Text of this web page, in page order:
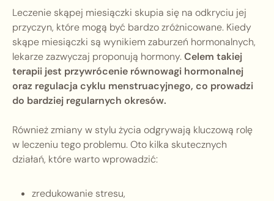
Leczenie skąpej miesiączki skupia się na odkryciu jej
przyczyn, które mogą być bardzo zróżnicowane. Kiedy
skąpe miesiączki są wynikiem zaburzeń hormonalnych,
lekarze zazwyczaj proponują hormony.Celem takiej
terapii jest przywrócenie równowagi hormonalnej
oraz regulacja cyklu menstruacyjnego, co prowadzi
do bardziej regularnych okresów.
Również zmiany w stylu życia odgrywają kluczową rolę
w leczeniu tego problemu. Oto kilka skutecznych
działań, które warto wprowadzić:
zredukowanie stresu,